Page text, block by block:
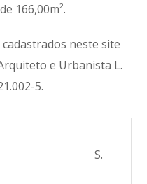
166,00m².
neste site
e Urbanista L.
5.
S.